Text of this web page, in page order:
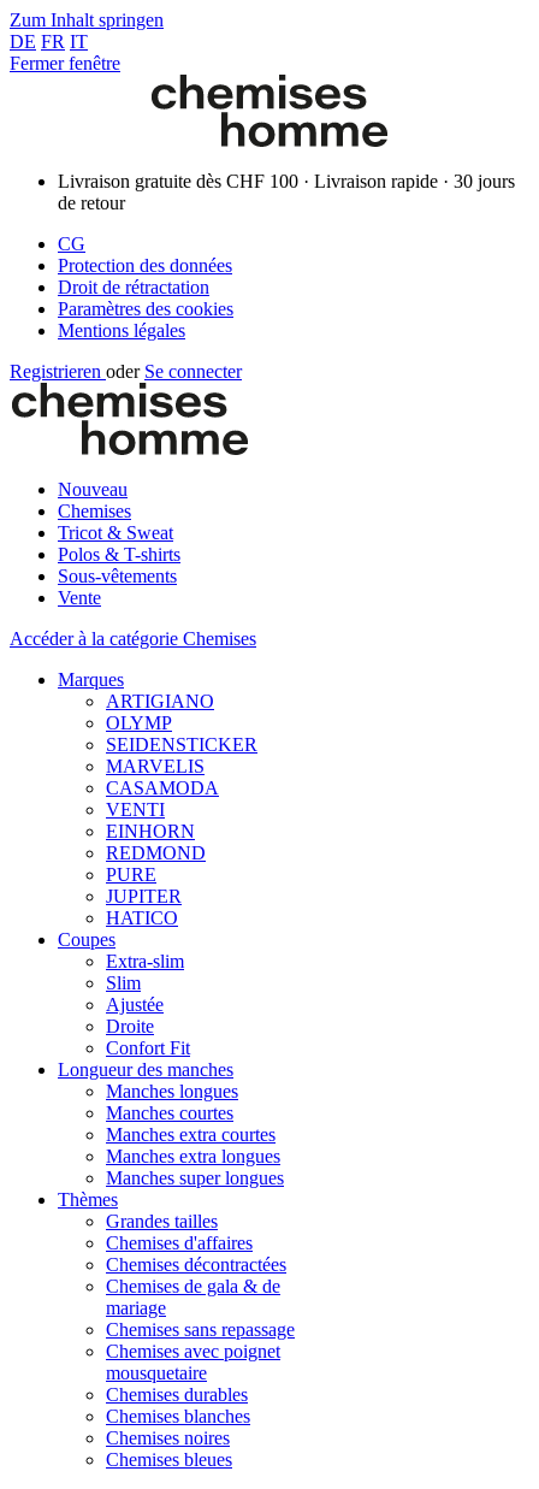
Zum Inhalt springen
DE FR IT
Fermer fenêtre
Livraison gratuite dès CHF 100 · Livraison rapide · 30 jours
de retour
CG
Protection des données
Droit de rétractation
Paramètres des cookies
Mentions légales
Registrieren oder Se connecter
Nouveau
Chemises
Tricot & Sweat
Polos & T-shirts
Sous-vêtements
Vente
Accéder à la catégorie Chemises
Marques
ARTIGIANO
OLYMP
SEIDENSTICKER
MARVELIS
CASAMODA
VENTI
EINHORN
REDMOND
PURE
JUPITER
HATICO
Coupes
Extra-slim
Slim
Ajustée
Droite
Confort Fit
Longueur des manches
Manches longues
Manches courtes
Manches extra courtes
Manches extra longues
Manches super longues
Thèmes
Grandes tailles
Chemises d'affaires
Chemises décontractées
Chemises de gala & de
mariage
Chemises sans repassage
Chemises avec poignet
mousquetaire
Chemises durables
Chemises blanches
Chemises noires
Chemises bleues